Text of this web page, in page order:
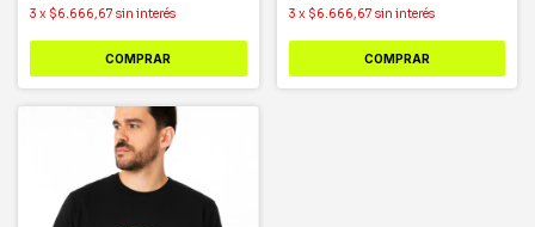
3 x $6.666,67 sin interés
COMPRAR
3 x $6.666,67 sin interés
COMPRAR